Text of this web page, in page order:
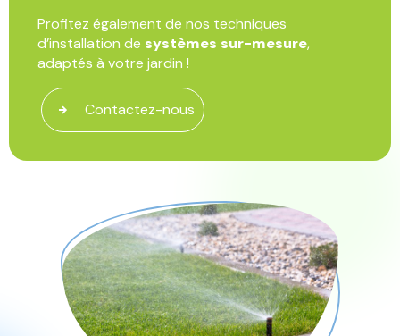
Profitez également de nos techniques
d’installation de systèmes sur-mesure,
adaptés à votre jardin !
Contactez-nous